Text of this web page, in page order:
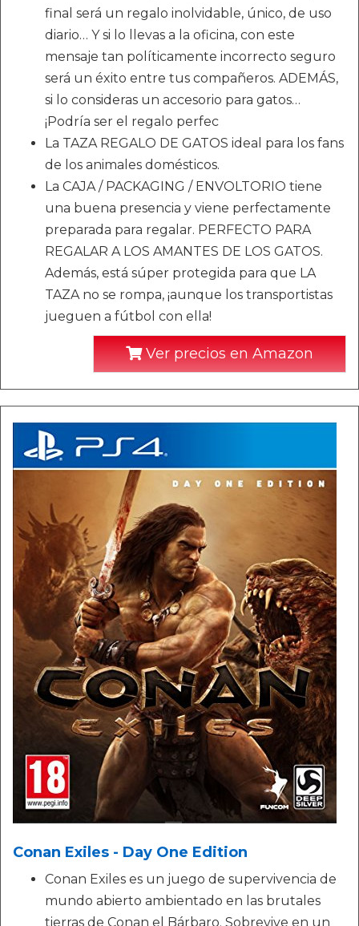
final será un regalo inolvidable, único, de uso
diario… Y si lo llevas a la oficina, con este
mensaje tan políticamente incorrecto seguro
será un éxito entre tus compañeros. ADEMÁS,
si lo consideras un accesorio para gatos…
¡Podría ser el regalo perfec
La TAZA REGALO DE GATOS ideal para los fans
de los animales domésticos.
La CAJA / PACKAGING / ENVOLTORIO tiene
una buena presencia y viene perfectamente
preparada para regalar. PERFECTO PARA
REGALAR A LOS AMANTES DE LOS GATOS.
Además, está súper protegida para que LA
TAZA no se rompa, ¡aunque los transportistas
jueguen a fútbol con ella!
Ver precios en Amazon
Conan Exiles - Day One Edition
Conan Exiles es un juego de supervivencia de
mundo abierto ambientado en las brutales
tierras de Conan el Bárbaro. Sobrevive en un